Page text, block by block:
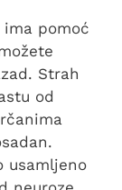
pomoć
Strah
od
usamljeno